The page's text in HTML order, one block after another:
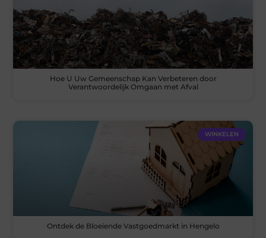
Hoe U Uw Gemeenschap Kan Verbeteren door
Verantwoordelijk Omgaan met Afval
WINKELEN
Ontdek de Bloeiende Vastgoedmarkt in Hengelo